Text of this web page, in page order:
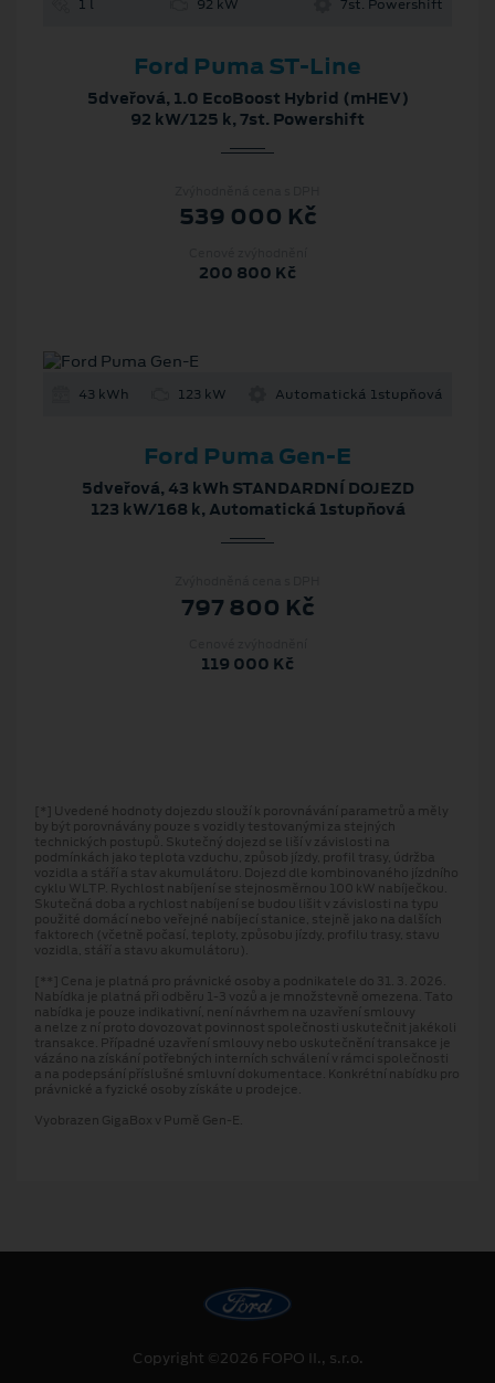
1 l 92 kW 7st. Powershift
Ford Puma ST-Line
5dveřová, 1.0 EcoBoost Hybrid (mHEV)
92 kW/125 k, 7st. Powershift
539 000 Kč
200 800 Kč
43 kWh 123 kW Automatická 1stupňová
Ford Puma Gen-E
5dveřová, 43 kWh STANDARDNÍ DOJEZD
123 kW/168 k, Automatická 1stupňová
797 800 Kč
119 000 Kč
[*] Uvedené hodnoty dojezdu slouží k porovnávání parametrů a měly
by být porovnávány pouze s vozidly testovanými za stejných
technických postupů. Skutečný dojezd se liší v závislosti na
podmínkách jako teplota vzduchu, způsob jízdy, profil trasy, údržba
vozidla a stáří a stav akumulátoru. Dojezd dle kombinovaného jízdního
cyklu WLTP. Rychlost nabíjení se stejnosměrnou 100 kW nabíječkou.
Skutečná doba a rychlost nabíjení se budou lišit v závislosti na typu
použité domácí nebo veřejné nabíjecí stanice, stejně jako na dalších
faktorech (včetně počasí, teploty, způsobu jízdy, profilu trasy, stavu
vozidla, stáří a stavu akumulátoru).
[**] Cena je platná pro právnické osoby a podnikatele do 31. 3. 2026.
Nabídka je platná při odběru 1-3 vozů a je množstevně omezena. Tato
nabídka je pouze indikativní, není návrhem na uzavření smlouvy
a nelze z ní proto dovozovat povinnost společnosti uskutečnit jakékoli
transakce. Případné uzavření smlouvy nebo uskutečnění transakce je
vázáno na získání potřebných interních schválení v rámci společnosti
a na podepsání příslušné smluvní dokumentace. Konkrétní nabídku pro
právnické a fyzické osoby získáte u prodejce.
Vyobrazen GigaBox v Pumě Gen-E.
Copyright ©2026 FOPO II., s.r.o.